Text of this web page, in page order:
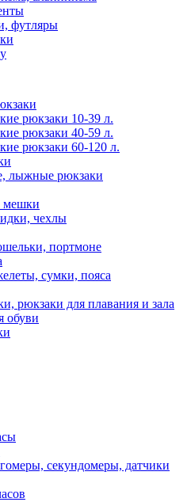
футляры
рюкзаки 10-39 л.
рюкзаки 40-59 л.
рюкзаки 60-120 л.
лыжные рюкзаки
мешки
чехлы
портмоне
сумки, пояса
рюкзаки для плавания и зала
обуви
секундомеры, датчики